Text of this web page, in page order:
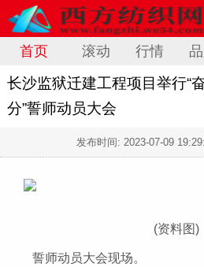
首页 滚动 行情
长沙监狱迁建工程项目举行“
分”誓师动员大会
发布时间: 2023-07-09
(资料图)
誓师动员大会现场。